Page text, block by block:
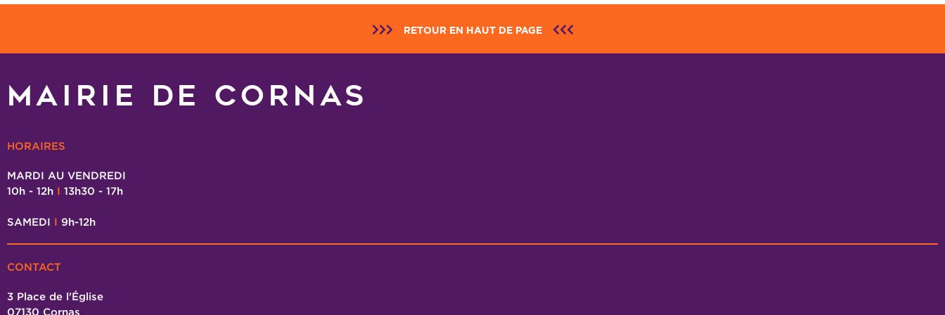
RETOUR EN HAUT DE PAGE
MAIRIE DE CORNAS
HORAIRES
MARDI AU VENDREDI
10h - 12h I 13h30 - 17h
SAMEDI I 9h-12h
CONTACT
3 Place de l'Église
07130 Cornas